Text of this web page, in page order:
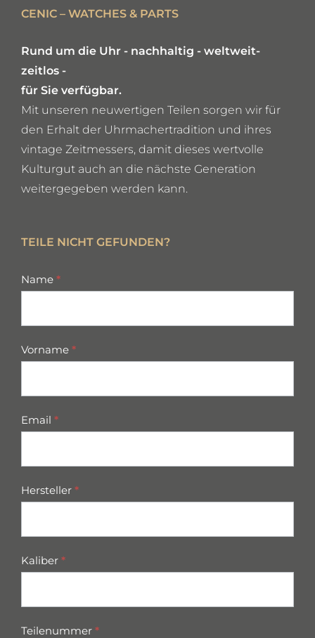
CENIC – WATCHES & PARTS
Rund um die Uhr - nachhaltig - weltweit-
zeitlos -
für Sie verfügbar.
Mit unseren neuwertigen Teilen sorgen wir für
den Erhalt der Uhrmachertradition und ihres
vintage Zeitmessers, damit dieses wertvolle
Kulturgut auch an die nächste Generation
weitergegeben werden kann.
TEILE NICHT GEFUNDEN?
missing
Name *
Vorname *
Email *
Hersteller *
Kaliber *
Teilenummer *